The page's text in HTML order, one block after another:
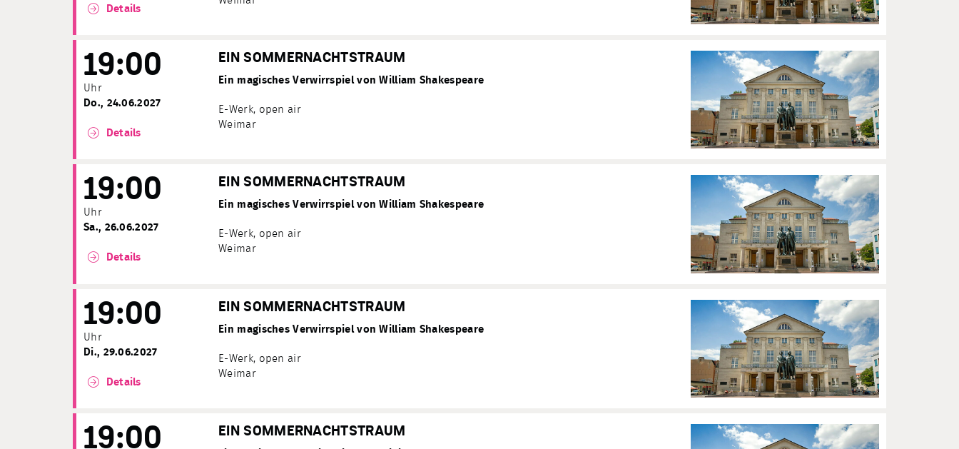
Details
19:00
Uhr
Do., 24.06.2027
Details
EIN SOMMERNACHTSTRAUM
Ein magisches Verwirrspiel von William Shakespeare
E-Werk, open air
Weimar
19:00
Uhr
Sa., 26.06.2027
Details
EIN SOMMERNACHTSTRAUM
Ein magisches Verwirrspiel von William Shakespeare
E-Werk, open air
Weimar
19:00
Uhr
Di., 29.06.2027
Details
EIN SOMMERNACHTSTRAUM
Ein magisches Verwirrspiel von William Shakespeare
E-Werk, open air
Weimar
19:00 EIN SOMMERNACHTSTRAUM